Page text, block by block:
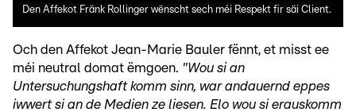
Den Affekot Fränk Rollinger wënscht sech méi Respekt fir säi Client.
Och den Affekot Jean-Marie Bauler fënnt, et misst ee
méi neutral domat ëmgoen. "Wou si an
Untersuchungshaft komm sinn, war andauernd eppes
iwwert si an de Medien ze liesen. Elo wou si erauskomm